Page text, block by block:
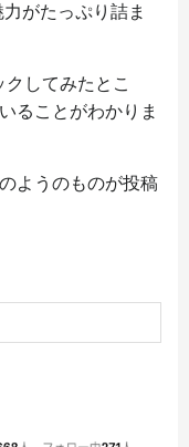
がたっぷり詰ま
してみたとこ
ることがわかりま
ようのものが投稿